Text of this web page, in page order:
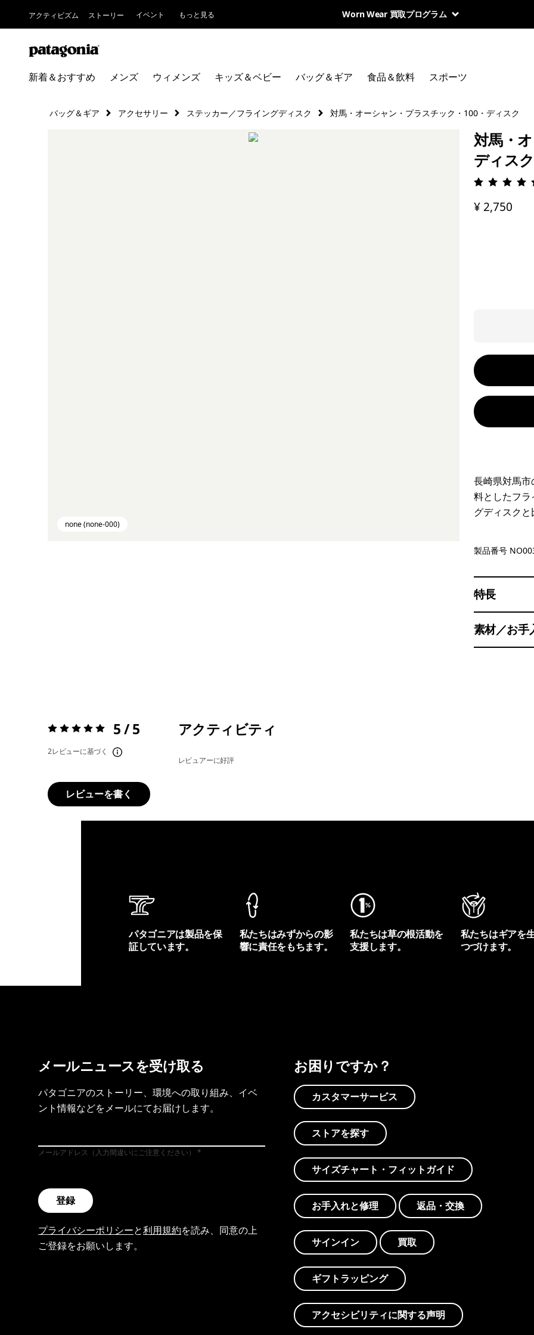
アクティビズム ストーリー イベント もっと見る Worn Wear 買取プログラム
新着＆おすすめ メンズ ウィメンズ キッズ＆ベビー バッグ＆ギア 食品＆飲料 スポーツ
バッグ＆ギア アクセサリー ステッカー／フライングディスク 対馬・オーシャン・プラスチック・100・ディスク
none (none-000)
対馬・
ディスク
評価: 5
¥ 2,750
長崎県対馬
料としたフ
グディスク
製品番号
特長
素材／お手
評価:5 / 5 5 / 5
2レビューに基づく
アクティビティ
レビュアーに好評
レビューを書く
パタゴニアは製品を保
証しています。
私たちはみずからの影
響に責任をもちます。
私たちは草の根活動を
支援します。
私たちはギアを
つづけます。
メールニュースを受け取る
パタゴニアのストーリー、環境への取り組み、イベ
ント情報などをメールにてお届けします。
メールアドレス（入力間違いにご注意ください）
登録
プライバシーポリシーと利用規約を読み、同意の上
ご登録をお願いします。
お困りですか？
カスタマーサービス
ストアを探す
サイズチャート・フィットガイド
お手入れと修理 返品・交換
サインイン 買取
ギフトラッピング
アクセシビリティに関する声明